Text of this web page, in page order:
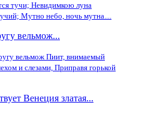
тучи; Невидимкою луна
Мутно небо, ночь мутна....
вельмож...
вельмож Пиит, внимаемый
и слезами, Приправя горькой
Венеция златая...